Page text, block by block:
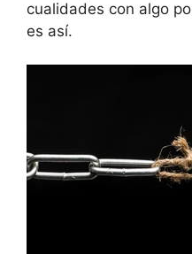
cualidades con algo
es así.